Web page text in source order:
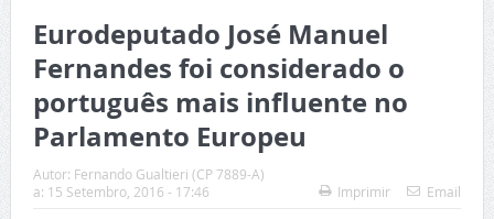
Eurodeputado José Manuel
Fernandes foi considerado o
português mais influente no
Parlamento Europeu
Autor: Fernando Gualtieri (CP 7889-A)
a: 15 Setembro, 2016 - 17:46 Imprimir Email